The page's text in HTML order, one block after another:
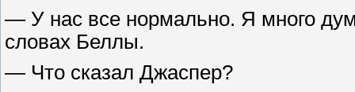
— У нас все нормально. Я много
словах Беллы.
— Что сказал Джаспер?